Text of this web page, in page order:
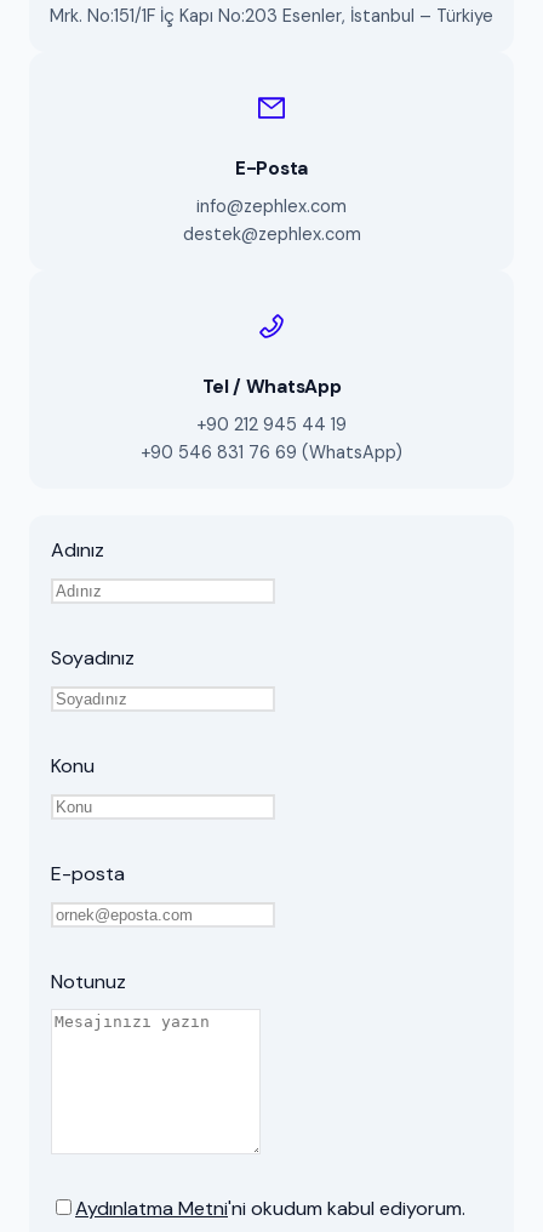
Mrk. No:151/1F İç Kapı No:203 Esenler, İstanbul – Türkiye
E-Posta
info@zephlex.com
destek@zephlex.com
Tel / WhatsApp
+90 212 945 44 19
+90 546 831 76 69 (WhatsApp)
Adınız
Soyadınız
Konu
E-posta
Notunuz
Aydınlatma Metni'ni okudum kabul ediyorum.